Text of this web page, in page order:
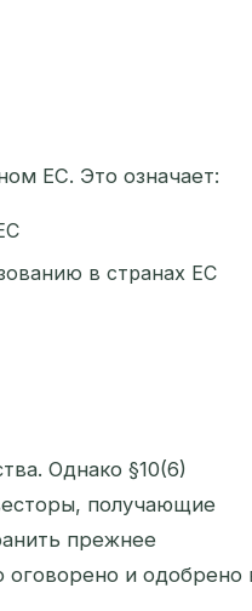
ЕС. Это означает:
в странах ЕС
Однако §10(6)
получающие
прежнее
оговорено и одобрено